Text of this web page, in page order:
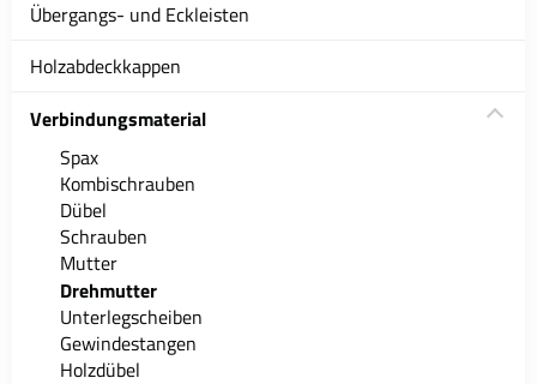
Übergangs- und Eckleisten
Holzabdeckkappen
Verbindungsmaterial
Spax
Kombischrauben
Dübel
Schrauben
Mutter
Drehmutter
Unterlegscheiben
Gewindestangen
Holzdübel